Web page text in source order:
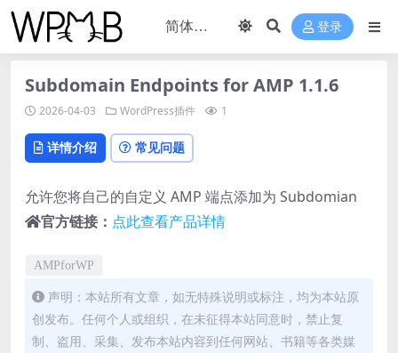
登录
Subdomain Endpoints for AMP 1.1.6
2026-04-03 WordPress插件 1
详情介绍 常见问题
允许您将自己的自定义 AMP 端点添加为 Subdomian
官方链接： 点此查看产品详情
AMPforWP
声明：本站所有文章，如无特殊说明或标注，均为本站原
创发布。任何个人或组织，在未征得本站同意时，禁止复
制、盗用、采集、发布本站内容到任何网站、书籍等各类媒